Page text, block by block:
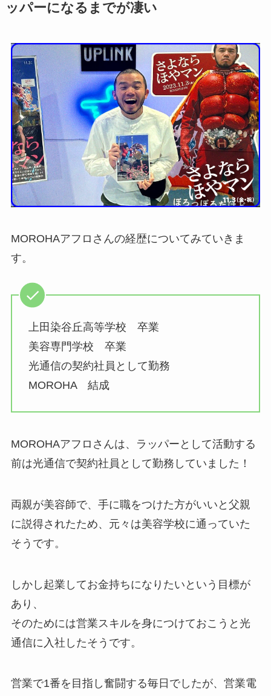
ッパーになるまでが凄い
MOROHAアフロさんの経歴についてみていきま
す。
上田染谷丘高等学校 卒業
美容専門学校 卒業
光通信の契約社員として勤務
MOROHA 結成
MOROHAアフロさんは、ラッパーとして活動する
前は光通信で契約社員として勤務していました！
両親が美容師で、手に職をつけた方がいいと父親
に説得されたため、元々は美容学校に通っていた
そうです。
しかし起業してお金持ちになりたいという目標が
あり、
そのためには営業スキルを身につけておこうと光
通信に入社したそうです。
営業で1番を目指し奮闘する毎日でしたが、営業電